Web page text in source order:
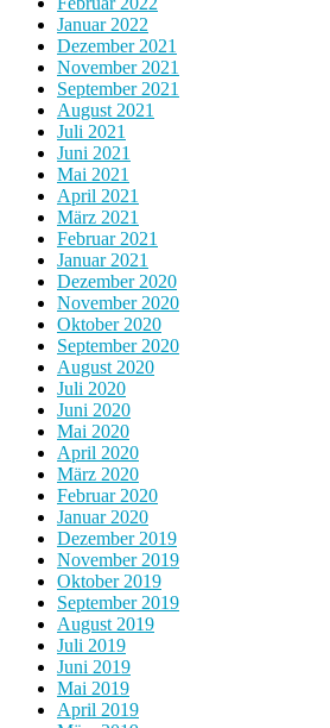
Januar 2022
Dezember 2021
November 2021
September 2021
August 2021
Juli 2021
Juni 2021
Mai 2021
April 2021
März 2021
Februar 2021
Januar 2021
Dezember 2020
November 2020
Oktober 2020
September 2020
August 2020
Juli 2020
Juni 2020
Mai 2020
April 2020
März 2020
Februar 2020
Januar 2020
Dezember 2019
November 2019
Oktober 2019
September 2019
August 2019
Juli 2019
Juni 2019
Mai 2019
April 2019